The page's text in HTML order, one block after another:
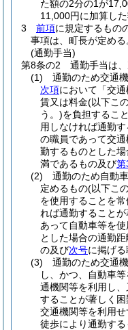
た額の2分の1が
11,000円に加算し
3
前項に規定するもの
事項は、町長が定める
(通勤手当)
第8条の2
通勤手当は
(1)
通勤のため交通
次項において「交
賃又は料金(以下こ
う。)を負担するこ
用しなければ通勤
の職員であって交
勤するものとした
満であるもの及び第
(2)
通勤のため自動
定めるもの(以下こ
を使用することを
れば通勤すること
あって自動車等を
とした場合の通勤
の及び次号に掲げ
(3)
通勤のため交通
し、かつ、自動車
通機関等を利用し
することが著しく困
交通機関等を利用
徒歩により通勤す